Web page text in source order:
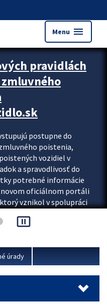
Menu menu
pravidlách
postupne do
poistenia,
vozidiel v
a spravodlivosť do
potrebné informácie
novom oficiálnom portáli
vznikol v spolupráci
vnútra SR.
pause_presentation
úrady